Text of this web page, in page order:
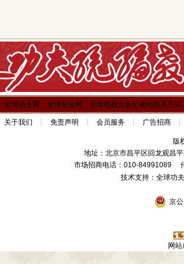
全球功夫网、全球创业网、全球电视台各记者站联系方式
关于我们 免责声明 会员服务 广告招商
版
地址：北京市昌平区回龙观昌
市场招商电话：010-84991089
技术支持：全球
京公
网